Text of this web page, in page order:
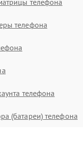
телефона
телефона
(батареи) телефона